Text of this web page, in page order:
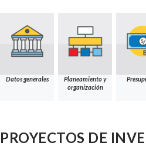
Datos generales
Planeamiento y
organización
PROYECTOS DE